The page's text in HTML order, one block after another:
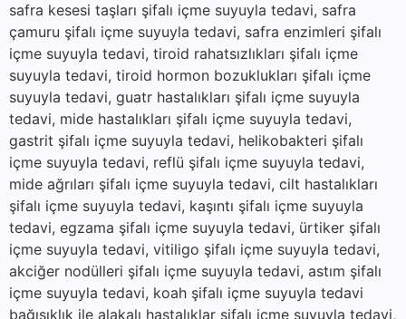
safra kesesi taşları şifalı içme suyuyla tedavi, safra
çamuru şifalı içme suyuyla tedavi, safra enzimleri şifalı
içme suyuyla tedavi, tiroid rahatsızlıkları şifalı içme
suyuyla tedavi, tiroid hormon bozuklukları şifalı içme
suyuyla tedavi, guatr hastalıkları şifalı içme suyuyla
tedavi, mide hastalıkları şifalı içme suyuyla tedavi,
gastrit şifalı içme suyuyla tedavi, helikobakteri şifalı
içme suyuyla tedavi, reflü şifalı içme suyuyla tedavi,
mide ağrıları şifalı içme suyuyla tedavi, cilt hastalıkları
şifalı içme suyuyla tedavi, kaşıntı şifalı içme suyuyla
tedavi, egzama şifalı içme suyuyla tedavi, ürtiker şifalı
içme suyuyla tedavi, vitiligo şifalı içme suyuyla tedavi,
akciğer nodülleri şifalı içme suyuyla tedavi, astım şifalı
içme suyuyla tedavi, koah şifalı içme suyuyla tedavi
bağışıklık ile alakalı hastalıklar şifalı içme suyuyla tedavi,